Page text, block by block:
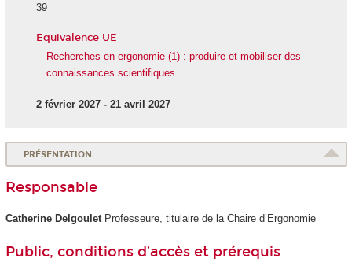
39
Equivalence UE
Recherches en ergonomie (1) : produire et mobiliser des
connaissances scientifiques
2 février 2027 - 21 avril 2027
PRÉSENTATION
Responsable
Catherine DelgouletProfesseure, titulaire de la Chaire d’Ergonomie
Public, conditions d’accès et prérequis